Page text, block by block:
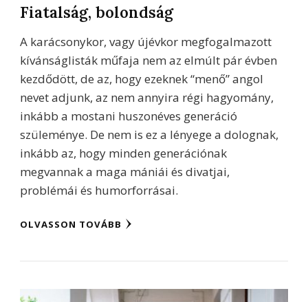
Fiatalság, bolondság
A karácsonykor, vagy újévkor megfogalmazott
kívánságlisták műfaja nem az elmúlt pár évben
kezdődött, de az, hogy ezeknek “menő” angol
nevet adjunk, az nem annyira régi hagyomány,
inkább a mostani huszonéves generáció
szüleménye. De nem is ez a lényege a dolognak,
inkább az, hogy minden generációnak
megvannak a maga mániái és divatjai,
problémái és humorforrásai.
OLVASSON TOVÁBB